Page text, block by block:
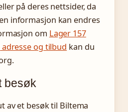
på deres nettsider, da
informasjon kan endres
om Lager 157
adresse og tilbud kan du
besøk
av et besøk til Biltema